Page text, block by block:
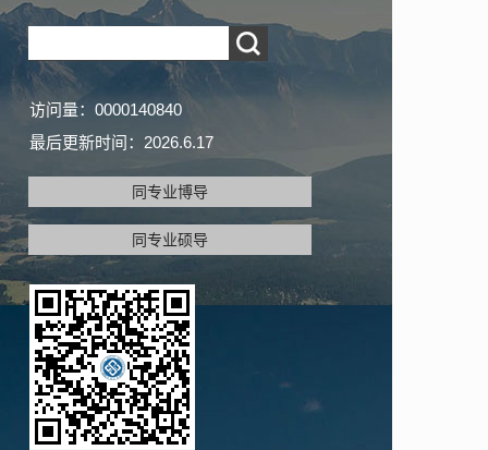
访问量： 0000140840
最后更新时间： 2026.6.17
同专业博导
同专业硕导